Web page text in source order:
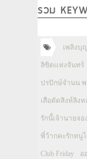
รวม
เพลิงบุ
ลิขิตแห่งจันทร์
ปรปักษ์จำนน พ
เสือตัดสิงห์ลิงห
รักนี้เจ้านายจอง
พี่ว้ากคะรักหนู
Club Friday อ